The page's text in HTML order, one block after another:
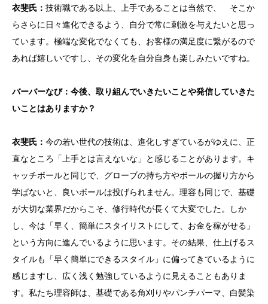
衣斐氏： 技術職である以上、上手であることは当然で、 そこか
らさらに日々進化できるよう、自分で常に刺激を与えたいと思っ
ています。極端な変化でなくても、お客様の満足度に繋がるので
あれば嬉しいですし、その変化を自分自身も楽しみたいですね。
バーバーなび：今後、取り組んでいきたいことや発信していきた
いことはありますか？
衣斐氏： 今の若い世代の技術は、進化しすぎているがゆえに、正
直なところ「上手とは言えないな」と感じることがあります。キ
ャッチボールと同じで、グローブの持ち方やボールの握り方から
学ばないと、良いボールは投げられません。理容も同じで、基礎
が大切な業界だからこそ、修行時代が長くて大変でした。しか
し、今は「早く、簡単にスタイリストにして、お金を稼がせる」
という方向に進んでいるように思います。その結果、仕上げるス
タイルも「早く簡単にできるスタイル」に偏ってきているように
感じますし、広く浅く勉強しているように見えることもありま
す。私たち理容師は、基礎である角刈りやパンチパーマ、白髪染